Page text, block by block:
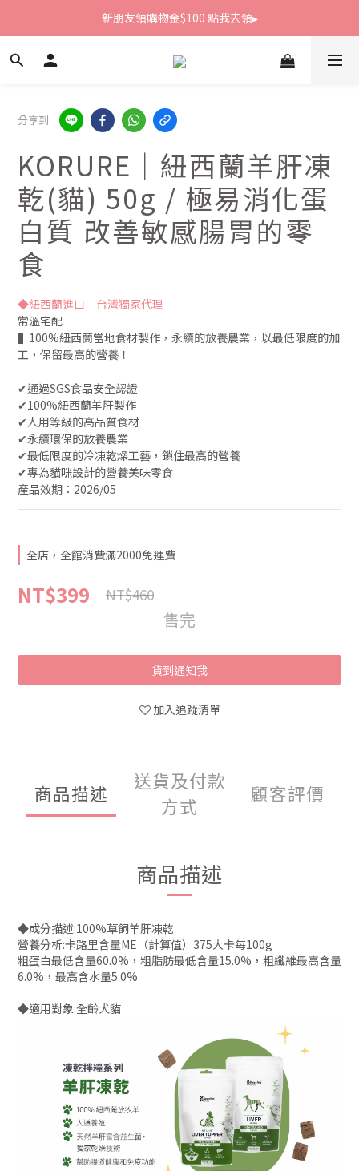
新朋友領購物金$100 點我去領▸
新朋友領購物金$100 點我去領▸
全館滿1800免運
分享到
KORURE｜紐西蘭羊肝凍
乾(貓) 50g / 極易消化蛋
白質 改善敏感腸胃的零
食
◆紐西蘭進口｜台灣獨家代理
常溫宅配
▌100%紐西蘭當地食材製作，永續的放養農業，以最低限度的加
工，保留最高的營養！
✔︎通過SGS食品安全認證
✔︎100%紐西蘭羊肝製作
✔︎人用等級的高品質食材
✔︎永續環保的放養農業
✔︎最低限度的冷凍乾燥工藝，鎖住最高的營養
✔︎專為貓咪設計的營養美味零食
產品效期：2026/05
全店，全館消費滿2000免運費
NT$399 NT$460
售完
貨到通知我
加入追蹤清單
商品描述
送貨及付款
方式
顧客評價
商品描述
◆成分描述:100%草飼羊肝凍乾
營養分析:卡路里含量ME（計算值）375大卡每100g
粗蛋白最低含量60.0%，粗脂肪最低含量15.0%，粗纖維最高含量
6.0%，最高含水量5.0%
◆適用對象:全齡犬貓